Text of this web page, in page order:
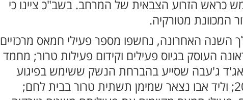
כראש הזרוע הצבאית של המרחב. בשב"כ ציינו כי
המכוונת מטורקיה.
השנה האחרונה, נחשפו מספר פעילי חמאס מרכזיים
העוסק בגיוס פעילים וקידום פעילות טרור; מחמד
ג'עבה שסייע בהברחת הנשק ששימש בפיגוע
במחסום המנהרות בנובמבר 2023; וליד אבו נצאר שמימן תשתית טרור בבית לחם;